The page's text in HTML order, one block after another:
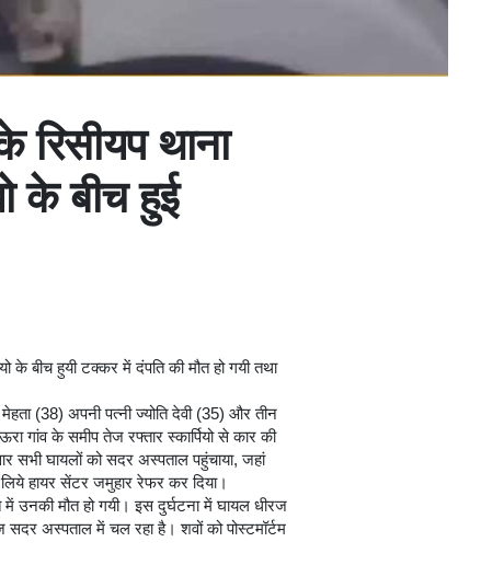
रिसीयप थाना
के बीच हुई
के बीच हुयी टक्कर में दंपति की मौत हो गयी तथा
(38) अपनी पत्नी ज्योति देवी (35) और तीन
गांव के समीप तेज रफ्तार स्कार्पियो से कार की
सभी घायलों को सदर अस्पताल पहुंचाया, जहां
हायर सेंटर जमुहार रेफर कर दिया।
में उनकी मौत हो गयी। इस दुर्घटना में घायल धीरज
सदर अस्पताल में चल रहा है। शवों को पोस्टमॉर्टम